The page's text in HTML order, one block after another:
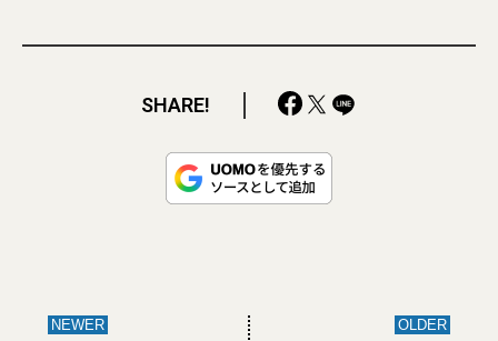
SHARE!
NEWER OLDER